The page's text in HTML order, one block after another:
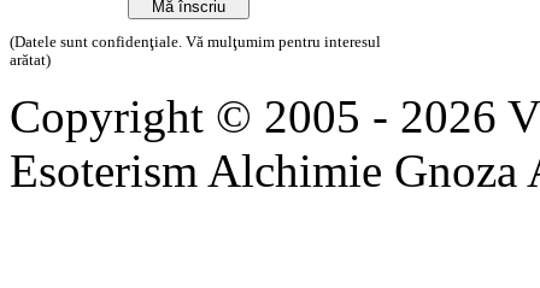
(Datele sunt confidenţiale. Vă mulţumim pentru interesul
arătat)
Copyright © 2005 - 2026
Esoterism Alchimie